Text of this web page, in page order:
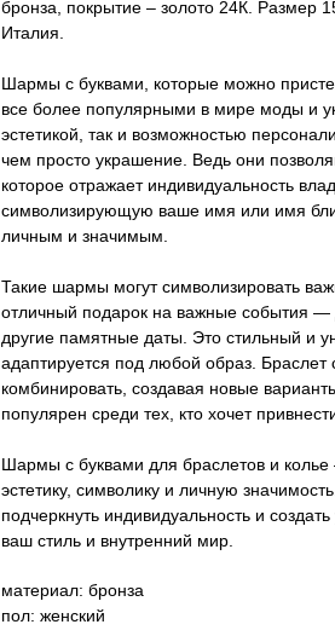
бронза, покрытие – золото 24К. Размер
Италия.
Шармы с буквами, которые можно
все более популярными в мире моды и
эстетикой, так и возможностью
чем просто украшение. Ведь они
которое отражает индивидуальность
символизирующую ваше имя или имя
личным и значимым.
Такие шармы могут символизировать
отличный подарок на важные события —
другие памятные даты. Это стильный и
адаптируется под любой образ.
комбинировать, создавая новые
популярен среди тех, кто хочет
Шармы с буквами для браслетов и
эстетику, символику и личную
подчеркнуть индивидуальность и
ваш стиль и внутренний мир.
материал: бронза
пол: женский